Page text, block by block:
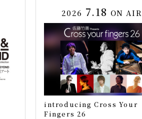
2026 7.18 ON AIR
introducing Cross Your
Fingers 26